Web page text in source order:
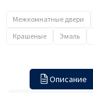
Межкомнатные двери
Крашеные
Эмаль
Описание